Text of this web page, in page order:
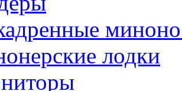
лодки